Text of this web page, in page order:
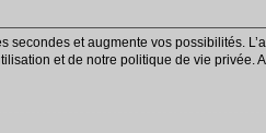
et augmente vos possibilités.
et de notre politique de vie privée.